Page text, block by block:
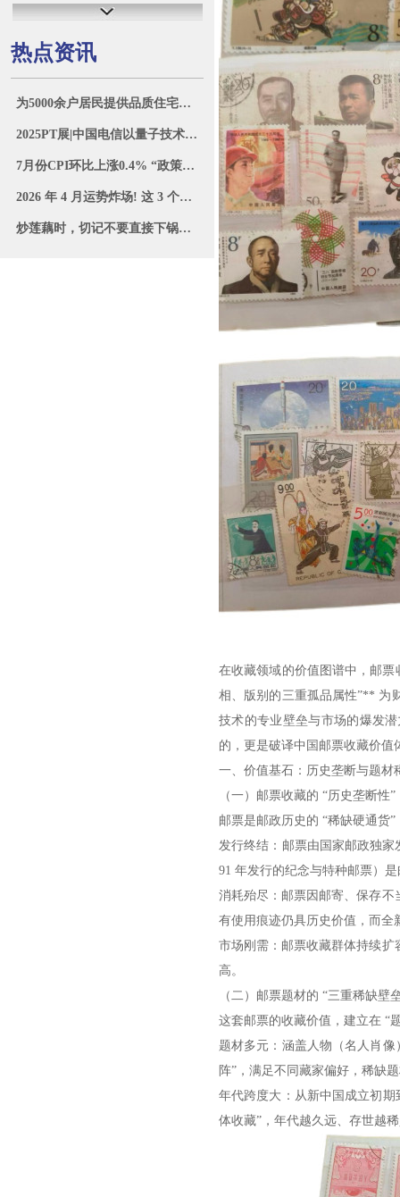
热点资讯
为5000余户居民提供品质住宅！李哥庄镇安置区崭新启航
2025PT展|中国电信以量子技术筑牢数字安全防线
7月份CPI环比上涨0.4% “政策+消费”激发市场活力涌动_大皖新闻 | 安徽网
2026 年 4 月运势炸场! 这 3 个星座事业爱情双丰收, 全程开挂
炒莲藕时，切记不要直接下锅炒，教你一招，比饭店炒的还好吃
在收藏领域的价值图谱中，邮
相、版别的三重孤品属性”** 为
技术的专业壁垒与市场的爆发
的，更是破译中国邮票收藏价
一、价值基石：历史垄断与题材
（一）邮票收藏的 “历史垄断性”
邮票是邮政历史的 “稀缺硬通货
发行终结：邮票由国家邮政独家
91 年发行的纪念与特种邮票）
消耗殆尽：邮票因邮寄、保存
有使用痕迹仍具历史价值，而全
市场刚需：邮票收藏群体持续
高。
（二）邮票题材的 “三重稀缺壁
这套邮票的收藏价值，建立在 “
题材多元：涵盖人物（名人肖
阵”，满足不同藏家偏好，稀缺
年代跨度大：从新中国成立初
体收藏”，年代越久远、存世越